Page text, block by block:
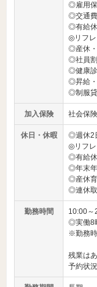
◎雇用
◎交通
◎有給
◎リフレ
◎産休
◎社員
◎健康
◎昇給
◎制服
加入保険 社会保
休日・休暇
◎週休2
◎リフレ
◎有給
◎年末
◎産休
◎連休
勤務時間
10:00～
◎実働8
※勤務
残業は
予約状